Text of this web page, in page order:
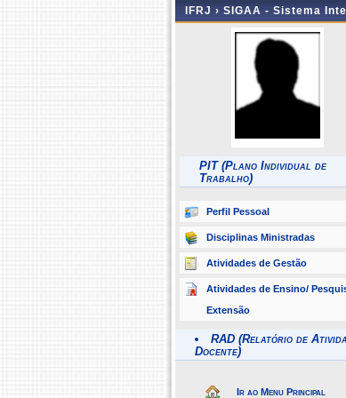
IFRJ › SIGAA - Sistema
PIT (Plano Individual de
Trabalho)
Perfil Pessoal
Disciplinas Ministradas
Atividades de Gestão
Atividades de Ensino/
Extensão
RAD (Relatório de
Docente)
Ir ao Menu Principal